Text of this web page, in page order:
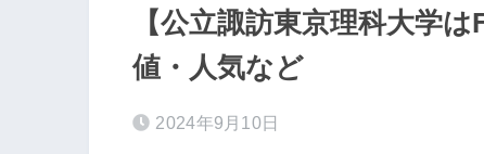
【公立諏訪東京理科大学
値・人気など
2024年9月10日